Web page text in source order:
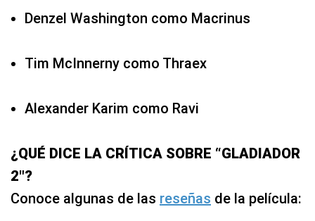
Denzel Washington como Macrinus
Tim McInnerny como Thraex
Alexander Karim como Ravi
¿QUÉ DICE LA CRÍTICA SOBRE “GLADIADOR
2″?
Conoce algunas de las reseñas de la película: